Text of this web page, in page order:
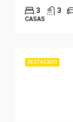
3 3
CASAS
DESTACADO